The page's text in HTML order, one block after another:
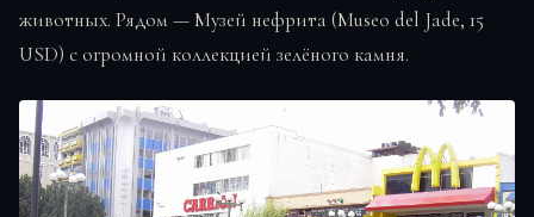
животных. Рядом — Музей нефрита (Museo del Jade, 15
USD) с огромной коллекцией зелёного камня.